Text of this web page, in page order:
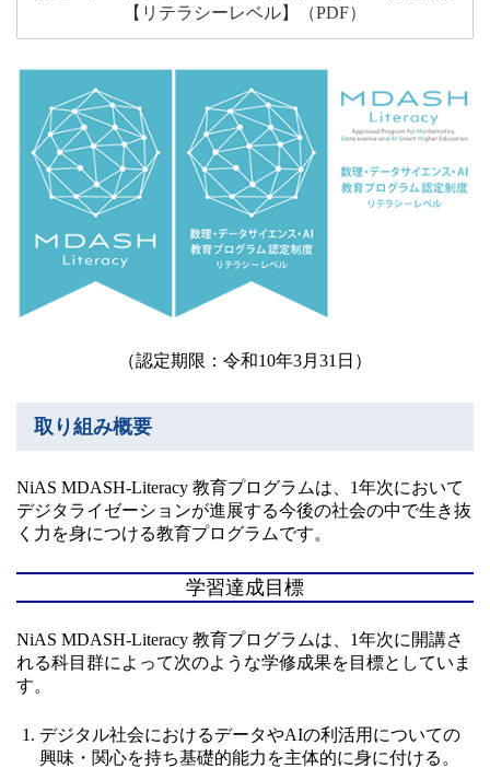
【リテラシーレベル】（PDF）
（認定期限：令和10年3月31日）
取り組み概要
NiAS MDASH-Literacy 教育プログラムは、1年次において
デジタライゼーションが進展する今後の社会の中で生き抜
く力を身につける教育プログラムです。
学習達成目標
NiAS MDASH-Literacy 教育プログラムは、1年次に開講さ
れる科目群によって次のような学修成果を目標としていま
す。
デジタル社会におけるデータやAIの利活用についての
興味・関心を持ち基礎的能力を主体的に身に付ける。